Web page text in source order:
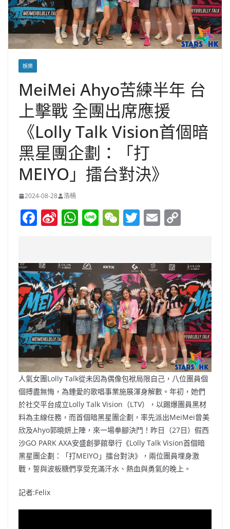
娛樂
MeiMei Ahyo苦練半年 台
上擊戰 全團出席應援
《Lolly Talk Vision首個暗
黑星團企劃：「打
MEIYO」擂台對決》
2024-08-28 浩楠
F
e
b
o
o
k
Si
W
ei
b
o
W
s
A
p
p
Li W
h
at
T
er
E
l y
Li
n
k
人氣女團Lolly Talk從未因為偶像包袱局限自己，八位團員個
個搏盡無悔，為鍾愛的歌唱事業施展渾身解數。年初，她們
於社交平台成立Lolly Talk Vision（LTV），以踢爆團員黑材
料為主線任務，而首個暗黑星團企劃，率先派出MeiMei曾美
欣及Ahyo郭曉妍上陣，來一場拳腳決鬥！昨日（27日）假西
沙GO PARK AXA安盛創夢館舉行《Lolly Talk Vision首個暗
黑星團企劃：「打MEIYO」擂台對決》，兩位團員埋身激
戰，誓與波板糖們享受充滿汗水、熱血與勇氣的晚上。
記者:Felix